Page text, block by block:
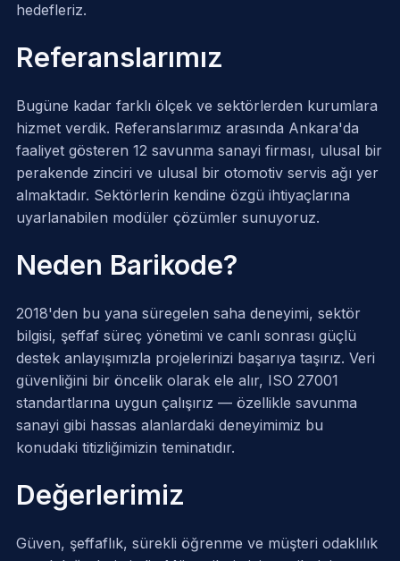
hedefleriz.
Referanslarımız
Bugüne kadar farklı ölçek ve sektörlerden kurumlara
hizmet verdik. Referanslarımız arasında Ankara'da
faaliyet gösteren 12 savunma sanayi firması, ulusal bir
perakende zinciri ve ulusal bir otomotiv servis ağı yer
almaktadır. Sektörlerin kendine özgü ihtiyaçlarına
uyarlanabilen modüler çözümler sunuyoruz.
Neden Barikode?
2018'den bu yana süregelen saha deneyimi, sektör
bilgisi, şeffaf süreç yönetimi ve canlı sonrası güçlü
destek anlayışımızla projelerinizi başarıya taşırız. Veri
güvenliğini bir öncelik olarak ele alır, ISO 27001
standartlarına uygun çalışırız — özellikle savunma
sanayi gibi hassas alanlardaki deneyimimiz bu
konudaki titizliğimizin teminatıdır.
Değerlerimiz
Güven, şeffaflık, sürekli öğrenme ve müşteri odaklılık